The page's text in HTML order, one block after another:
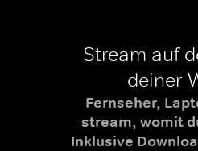
Stream auf
deiner
Fernseher,
stream, womit
Inklusive